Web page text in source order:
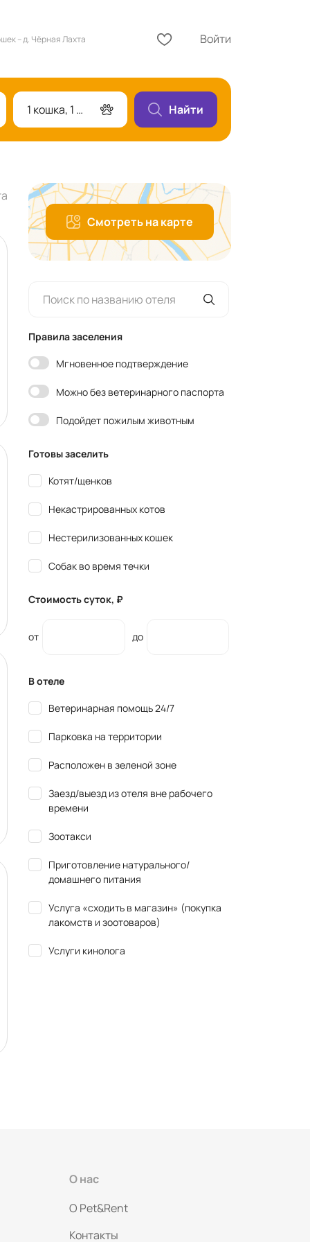
– д. Чёрная Лахта Войти
1 кошка, 1 номер Найти
Смотреть на карте
Правила заселения
Мгновенное подтверждение
Можно без ветеринарного паспорта
Подойдет пожилым животным
Готовы заселить
Котят/щенков
Некастрированных котов
Нестерилизованных кошек
Собак во время течки
Стоимость суток, ₽
от до
В отеле
Ветеринарная помощь 24/7
Парковка на территории
Расположен в зеленой зоне
Заезд/выезд из отеля вне рабочего
времени
Зоотакси
Приготовление натурального/
домашнего питания
Услуга «сходить в магазин» (покупка
лакомств и зоотоваров)
Услуги кинолога
О нас
O Pet&Rent
Контакты